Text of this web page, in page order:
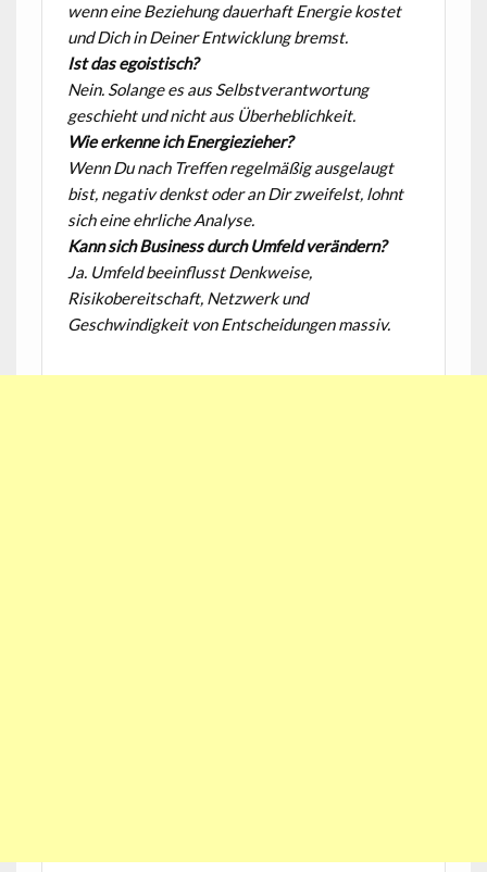
wenn eine Beziehung dauerhaft Energie kostet
und Dich in Deiner Entwicklung bremst.
Ist das egoistisch?
Nein. Solange es aus Selbstverantwortung
geschieht und nicht aus Überheblichkeit.
Wie erkenne ich Energiezieher?
Wenn Du nach Treffen regelmäßig ausgelaugt
bist, negativ denkst oder an Dir zweifelst, lohnt
sich eine ehrliche Analyse.
Kann sich Business durch Umfeld verändern?
Ja. Umfeld beeinflusst Denkweise,
Risikobereitschaft, Netzwerk und
Geschwindigkeit von Entscheidungen massiv.